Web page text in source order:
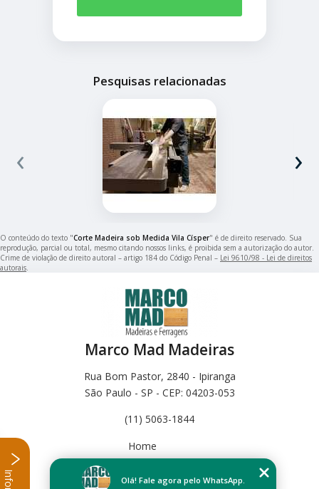
Pesquisas relacionadas
‹ ›
O conteúdo do texto "Corte Madeira sob Medida Vila Císper" é de direito reservado. Sua
reprodução, parcial ou total, mesmo citando nossos links, é proibida sem a autorização do autor.
Crime de violação de direito autoral – artigo 184 do Código Penal – Lei 9610/98 - Lei de direitos
autorais.
Marco Mad Madeiras
Rua Bom Pastor, 2840 - Ipiranga
São Paulo - SP - CEP: 04203-053
(11) 5063-1844
Home
Empresa
Missão
Olá! Fale agora pelo WhatsApp.